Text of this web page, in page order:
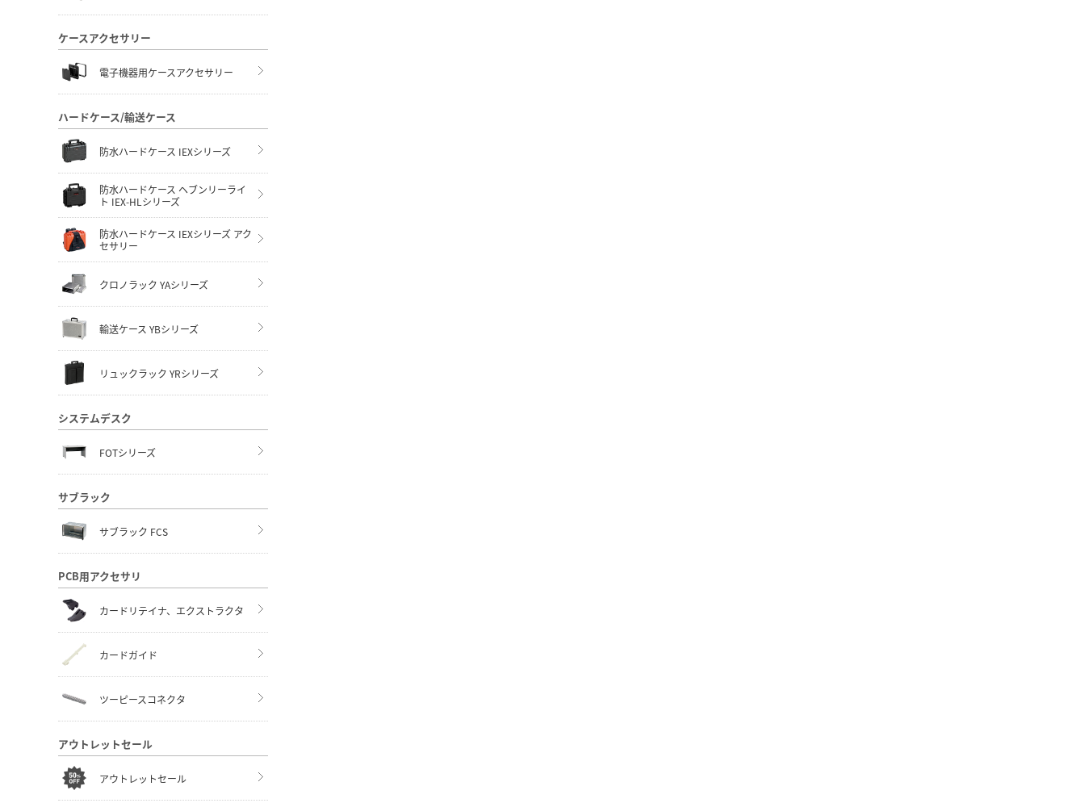
ケースアクセサリー
電子機器用ケースアクセサリー
ハードケース/輸送ケース
防水ハードケース IEXシリーズ
防水ハードケース ヘブンリーライ
ト IEX-HLシリーズ
防水ハードケース IEXシリーズ アク
セサリー
クロノラック YAシリーズ
輸送ケース YBシリーズ
リュックラック YRシリーズ
システムデスク
FOTシリーズ
サブラック
サブラック FCS
PCB用アクセサリ
カードリテイナ、エクストラクタ
カードガイド
ツーピースコネクタ
アウトレットセール
アウトレットセール